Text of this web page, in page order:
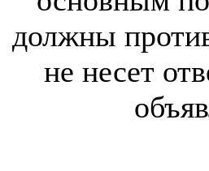
должны
не несет